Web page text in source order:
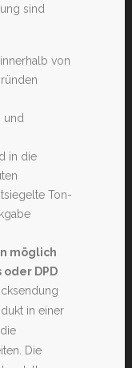
sind
von
und
in die
Ton-
möglich
DPD
in einer
Die